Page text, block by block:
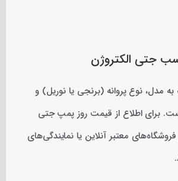
جتی الکتروژن
مدل، نوع پروانه (برنجی یا نوریل) و
است. برای اطلاع از قیمت روز پمپ جتی
معتبر آنلاین یا نمایندگی‌های